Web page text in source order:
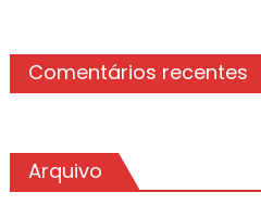
Comentários recentes
Arquivo